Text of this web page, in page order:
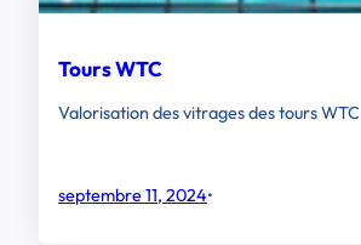
Tours WTC
Valorisation des vitrages des tours WTC
septembre 11, 2024•